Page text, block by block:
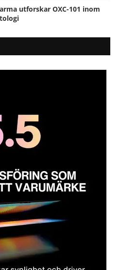
utforskar OXC-101 inom